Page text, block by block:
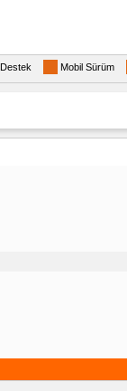
Destek Mobil Sürüm